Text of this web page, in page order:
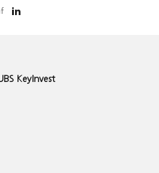
KeyInvest